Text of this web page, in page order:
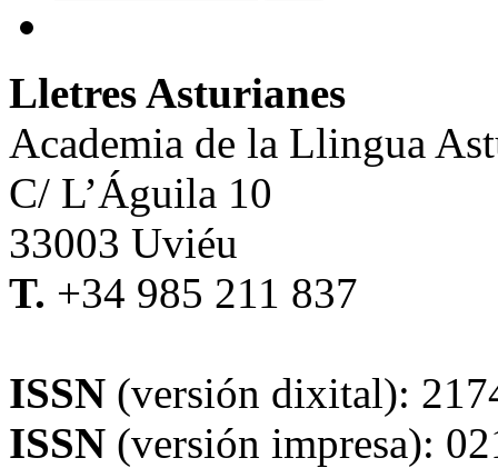
Lletres Asturianes
Academia de la Llingua
C/ L’Águila 10
33003 Uviéu
T. +34 985 211 837
ISSN (versión dixital):
ISSN (versión impresa):